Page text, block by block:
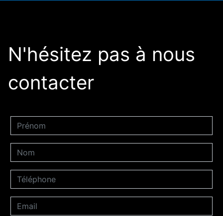
N'hésitez pas à nous
contacter